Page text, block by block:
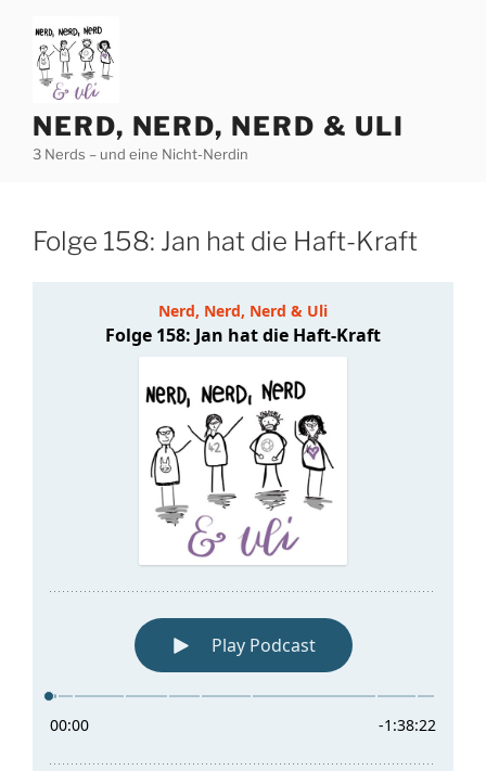
Inhalt
springen
NERD, NERD, NERD & ULI
3 Nerds – und eine Nicht-Nerdin
Folge 158: Jan hat die Haft-Kraft